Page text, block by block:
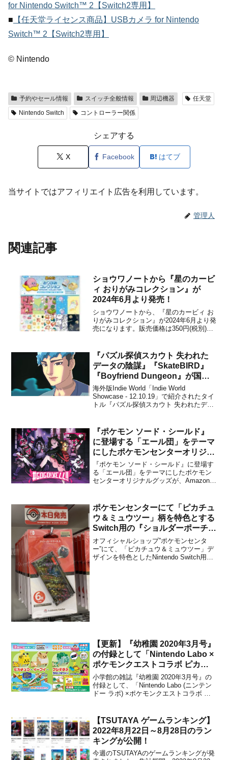
for Nintendo Switch™ 2【Switch2専用】
■ 【任天堂ライセンス商品】USBカメラ for Nintendo
Switch™ 2【Switch2専用】
© Nintendo
予約やセール情報 スイッチ全般情報 周辺機器
任天堂
Nintendo Switch
コントローラー関係
シェアする
X Facebook はてブ
当サイトではアフィリエイト広告を利用しています。
管理人
関連記事
ショウワノートから『星のカービ
ィ おりがみコレクション』が
2024年6月より発売！
ショウワノートから、『星のカービィ お
りがみコレクション』が2024年6月より発
売になります。販売価格は350円(税別)に
ョンが登場。カービィたちのかわいいデ
ザインを使用した、10柄のおりがみが入
っています。...
『パズル探偵スカウト 失われた
データの陰謀』『SkateBIRD』
『Boyfriend Dungeon』が国内
でも配信決定！
海外版Indie World「Indie World
Showcase - 12.10.19」で紹介されたタイ
トル『パズル探偵スカウト 失われたデー
に、『Boyfriend...
『ポケモン ソード・シールド』
に登場する「エール団」をテーマ
にしたポケモンセンターオリジナ
ルグッズがAmazonでも販売開
始！
『ポケモン ソード・シールド』に登場す
る「エール団」をテーマにしたポケモン
センターオリジナルグッズが、Amazonで
た、おしゃれでクールなアイテムが一挙
登場！ジグザグマ(ガラルのすがた)のぬい
ぐるみティッシュ...
ポケモンセンターにて「ピカチュ
ウ＆ミュウツー」柄を特色とする
Switch用の『ショルダーポーチ/
プッシュカードケース6/ハードポ
ーチ』が2019年4月13日より販売
開始！
オフィシャルショップ”ポケモンセンタ
ー”にて、「ピカチュウ＆ミュウツー」デ
ザインを特色としたNintendo Switch用の
【更新】『幼稚園 2020年3月号』
の付録として「Nintendo Labo ×
ポケモンクエストコラボ ピカチ
ュウ・イーブイ・フシギダネ3体
セット」が付属することが決定！
小学館の雑誌『幼稚園 2020年3月号』の
付録として、「Nintendo Labo (ニンテン
ドー ラボ) ×ポケモンクエストコラボ ピ
録は、「Nintendo Labo」のダンボールで
作るピカチュウ・イー...
【TSUTAYA ゲームランキング】
2022年8月22日～8月28日のラン
キングが公開！
今週のTSUTAYAのゲームランキングが発